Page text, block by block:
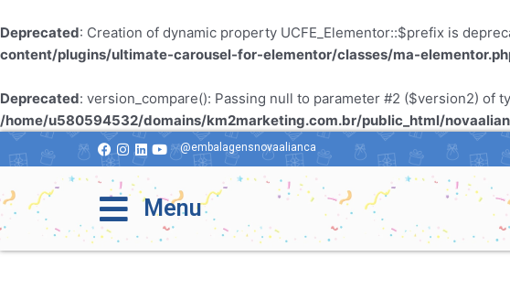
Deprecated: Creation of dynamic property UCFE_Elementor::$prefix is
content/plugins/ultimate-carousel-for-elementor/classes/ma-
Deprecated: version_compare(): Passing null to parameter #2 ($version2) of
/home/u580594532/domains/km2marketing.com.br/public_html/
@embalagensnovaalianca
Menu